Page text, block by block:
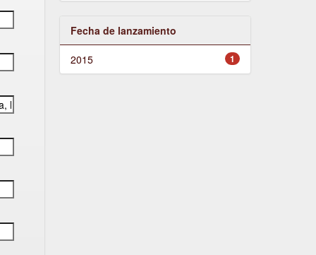
Fecha de lanzamiento
1
2015